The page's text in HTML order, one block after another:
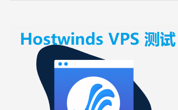
Hostwinds
VPS